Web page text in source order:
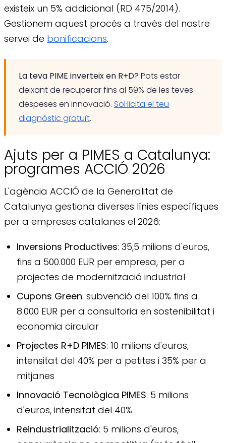
existeix un 5% addicional (RD 475/2014).
Gestionem aquest procés a través del nostre
servei de bonificacions.
La teva PIME inverteix en R+D? Pots estar
deixant de recuperar fins al 59% de les teves
despeses en innovació. Sol·licita el teu
diagnòstic gratuït.
Ajuts per a PIMES a Catalunya:
programes ACCIÓ 2026
L'agència ACCIÓ de la Generalitat de
Catalunya gestiona diverses línies específiques
per a empreses catalanes el 2026:
Inversions Productives: 35,5 milions d'euros,
fins a 500.000 EUR per empresa, per a
projectes de modernització industrial
Cupons Green: subvenció del 100% fins a
8.000 EUR per a consultoria en sostenibilitat i
economia circular
Projectes R+D PIMES: 10 milions d'euros,
intensitat del 40% per a petites i 35% per a
mitjanes
Innovació Tecnològica PIMES: 5 milions
d'euros, intensitat del 40%
Reindustrialització: 5 milions d'euros,